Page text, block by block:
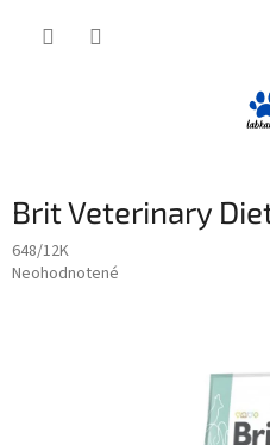
Brit Veterinary
648/12K
Priemerné
Neohodnotené